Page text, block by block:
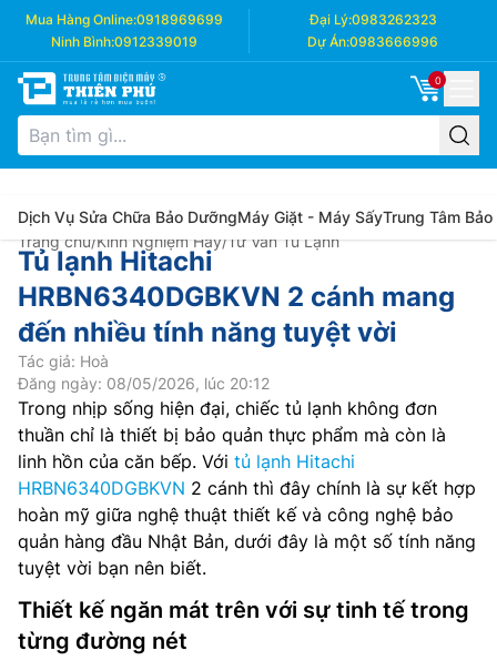
Mua Hàng Online:0918969699 Đại Lý:0983262323
Ninh Bình:0912339019 Dự Án:0983666996
0
Dịch Vụ Sửa Chữa Bảo DưỡngMáy Giặt - Máy SấyTrung Tâm Bảo
Trang chủ/Kinh Nghiệm Hay/Tư Vấn Tủ Lạnh
Tủ lạnh Hitachi
HRBN6340DGBKVN 2 cánh mang
đến nhiều tính năng tuyệt vời
Tác giả: Hoà
Đăng ngày: 08/05/2026, lúc 20:12
Trong nhịp sống hiện đại, chiếc tủ lạnh không đơn
thuần chỉ là thiết bị bảo quản thực phẩm mà còn là
linh hồn của căn bếp. Với tủ lạnh Hitachi
HRBN6340DGBKVN 2 cánh thì đây chính là sự kết hợp
hoàn mỹ giữa nghệ thuật thiết kế và công nghệ bảo
quản hàng đầu Nhật Bản, dưới đây là một số tính năng
tuyệt vời bạn nên biết.
Thiết kế ngăn mát trên với sự tinh tế trong
từng đường nét